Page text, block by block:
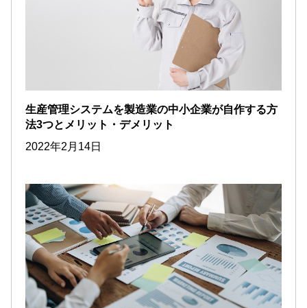
生産管理システムを製造業の中小企業が自作する方
法3つとメリット・デメリット
2022年2月14日